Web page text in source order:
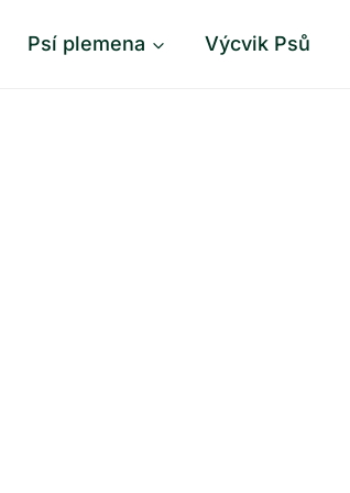
Psí plemena Výcvik Psů